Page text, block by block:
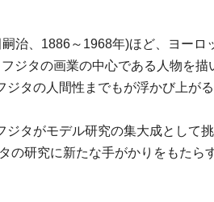
治、1886～1968年)ほど、ヨーロ
ジタの画業の中心である人物を描
タの人間性までもが浮かび上が
タがモデル研究の集大成として
の研究に新たな手がかりをもたら